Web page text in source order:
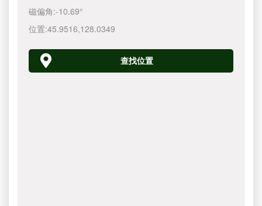
磁偏角:-10.69°
位置:45.9516,128.0350
查找位置